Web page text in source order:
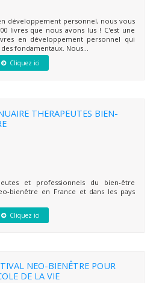
développement personnel, nous vous
livres que nous avons lus ! C'est une
en développement personnel qui
fondamentaux. Nous...
Cliquez ici
THERAPEUTES BIEN-
et professionnels du bien-être
bienêtre en France et dans les pays
Cliquez ici
NEO-BIENÊTRE POUR
DE LA VIE